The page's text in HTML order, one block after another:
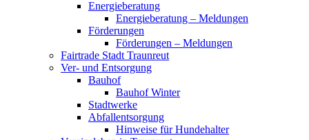
Energieberatung
Energieberatung – Meldungen
Förderungen
Förderungen – Meldungen
Fairtrade Stadt Traunreut
Ver- und Entsorgung
Bauhof
Bauhof Winter
Stadtwerke
Abfallentsorgung
Hinweise für Hundehalter